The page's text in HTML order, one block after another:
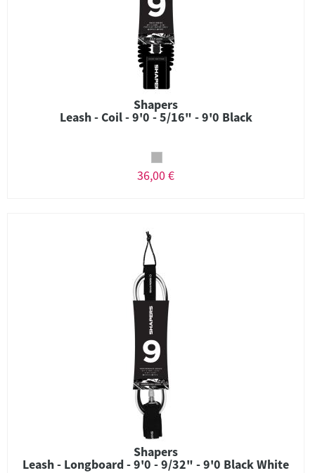
Shapers
Leash - Coil - 9'0 - 5/16" - 9'0 Black
36,00 €
Shapers
Leash - Longboard - 9'0 - 9/32" - 9'0 Black White